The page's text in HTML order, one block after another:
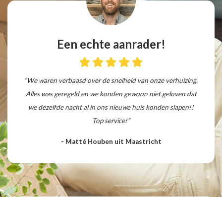
Een echte aanrader!
“We waren verbaasd over de snelheid van onze verhuizing.
Alles was geregeld en we konden gewoon niet geloven dat
we dezelfde nacht al in ons nieuwe huis konden slapen!!
Top service!”
- Matté Houben uit Maastricht